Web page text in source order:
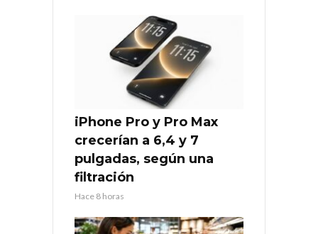
iPhone Pro y Pro Max
crecerían a 6,4 y 7
pulgadas, según una
filtración
Hace 8 horas